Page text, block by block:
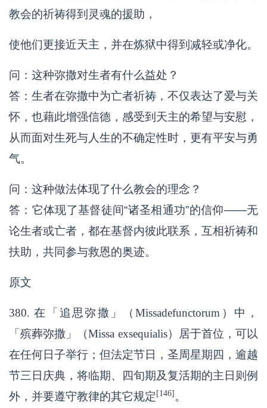
教会的祈祷得到灵魂的援助，
使他们更接近天主，并在炼狱中得到减轻或净化。
问：这种弥撒对生者有什么益处？
答：生者在弥撒中为亡者祈祷，不仅表达了爱与关
怀，也藉此增强信德，感受到天主的希望与安慰，
从而面对生死与人生的不确定性时，更有平安与勇
气。
问：这种做法体现了什么教会的理念？
答：它体现了基督徒间“诸圣相通功”的信仰——无
论生者或亡者，都在基督内彼此联系，互相祈祷和
扶助，共同参与救恩的奥迹。
原文
380. 在「追思弥撒」（Missadefunctorum）中，
「殡葬弥撒」（Missa exsequialis）居于首位，可以
在任何日子举行；但法定节日，圣周星期四，逾越
节三日庆典，将临期、四旬期及复活期的主日则例
外，并要遵守教律的其它规定[146]。